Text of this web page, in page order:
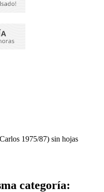
1975/87) sin hojas
categoría: